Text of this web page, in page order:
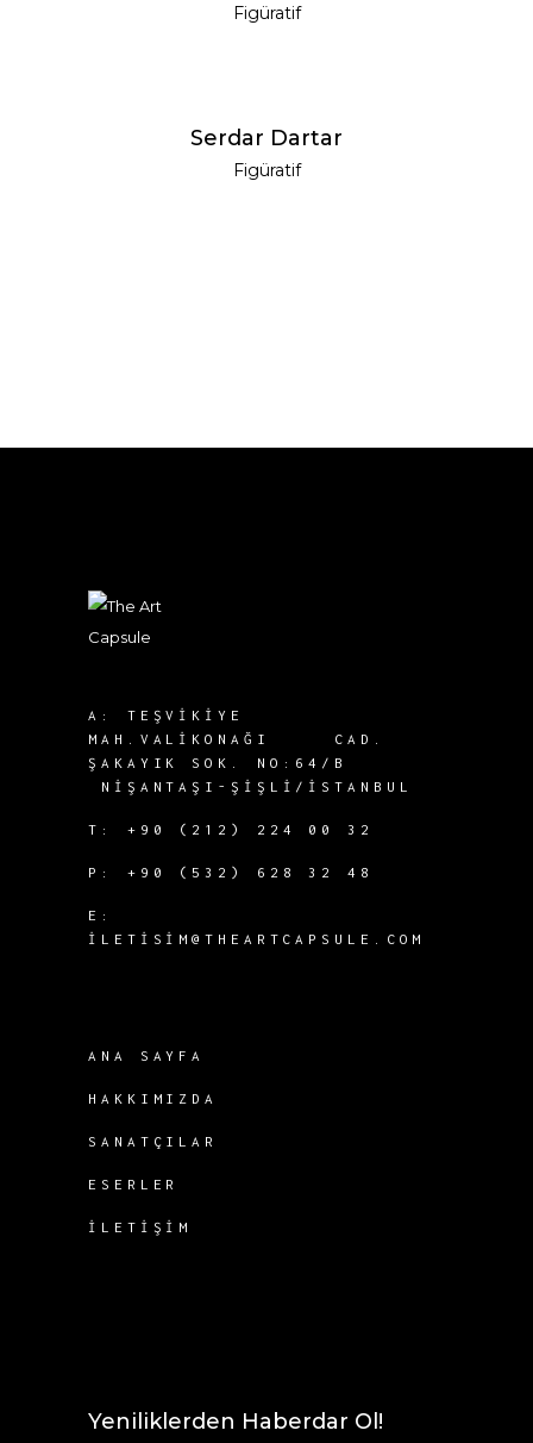
Figüratif
Serdar Dartar
Figüratif
A: TEŞVIKIYE
MAH. VALIKONAĞI CAD.
ŞAKAYIK SOK.
NO:64/B
NIŞANTAŞI- ŞIŞLI/İSTANBUL
T: +90 (212) 224 00 32
P: +90 (532) 628 32 48
E:
ILETISIM@THEARTCAPSULE.COM
ANA SAYFA
HAKKIMIZDA
SANATÇILAR
ESERLER
İLETIŞIM
Yeniliklerden Haberdar Ol!